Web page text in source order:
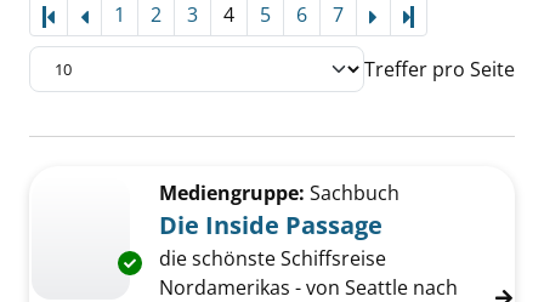
1 2 3 4 5 6 7
Treffer pro Seite
Zu den Suchfiltern springen
Exemplar-Details von Die Inside Passage
Mediengruppe: Sachbuch
Die Inside Passage
die schönste Schiffsreise
Nordamerikas - von Seattle nach